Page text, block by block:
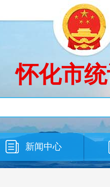
怀化市
新闻中心